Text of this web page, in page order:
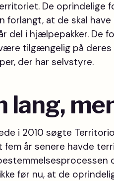
De oprindelige
forlangt, at de skal
del i hjælpepakker. De
tilgængelig på deres
der har selvstyre.
lang,
i 2010 søgte
fem år senere havde
før nu, at de